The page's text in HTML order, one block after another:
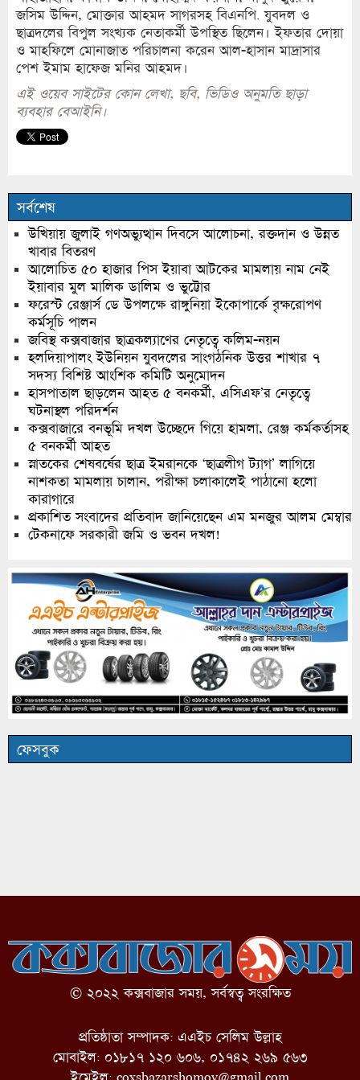
জসিম উদ্দিন, মোক্তার আহমদ সাগরসহ বিএনপি. যুবদল ও
ছাত্রদলের বিপুল সংখ্যক নেতাকর্মী উপস্থিত ছিলেন। ইফতার দোয়া
ও মাহফিলে মোনাজাত পরিচালনা করেন আল-হাসান মাদ্রাসার
পেশ ইমাম হাফেজ মনির আহমদ।
এই ওয়েব সাইটের কোন লেখা, ছবি, ভিডিও অনুমতি ছাড়া
ব্যবহার বেআইনি।
সর্বশেষ
উখিয়ায় জুলাই গণঅভ্যুত্থান দিবসে আলোচনা, রক্তদান ও উন্নত
খাবার বিতরণ
আলোচিত ৫০ হাজার পিস ইয়াবা আটকের মামলায় নাম নেই
ইয়াবার মুল মালিক ডালিম ও ভুট্টোর
ফরেস্ট রেঞ্জার্স ডে উপলক্ষে রাঙ্গুনিয়া ইকোপার্কে বৃক্ষরোপণ
কর্মসূচি পালন
জবিস্থ কক্সবাজার ছাত্রকল্যাণের নেতৃত্বে কলিম-নয়ন
হলদিয়াপালং ইউনিয়ন যুবদলের সাংগঠনিক উত্তর শাখার ৭
সদস্য বিশিষ্ট আংশিক কমিটি অনুমোদন
হাসপাতাল ছাড়লেন আহত ৫ বনকর্মী, এসিএফ’র নেতৃত্বে
ঘটনাস্থল পরিদর্শন
কক্সবাজারে বনভূমি দখল উচ্ছেদে গিয়ে হামলা, রেঞ্জ কর্মকর্তাসহ
৫ বনকর্মী আহত
স্নাতকের শেষবর্ষের ছাত্র ইমরানকে ‘ছাত্রলীগ ট্যাগ’ লাগিয়ে
নাশকতা মামলায় চালান, পরীক্ষা চলাকালেই পাঠানো হলো
কারাগারে
প্রকাশিত সংবাদের প্রতিবাদ জানিয়েছেন এম মনজুর আলম মেম্বার
টেকনাফে সরকারী জমি ও ভবন দখল!
ফেসবুক
© ২০২২ কক্সবাজার সময়, সর্বস্বত্ব সংরক্ষিত
প্রতিষ্ঠাতা সম্পাদক: এএইচ সেলিম উল্লাহ
মোবাইল: ০১৮১৭ ১২০ ৬০৬, ০১৭৪২ ২৬৯ ৫৬৩